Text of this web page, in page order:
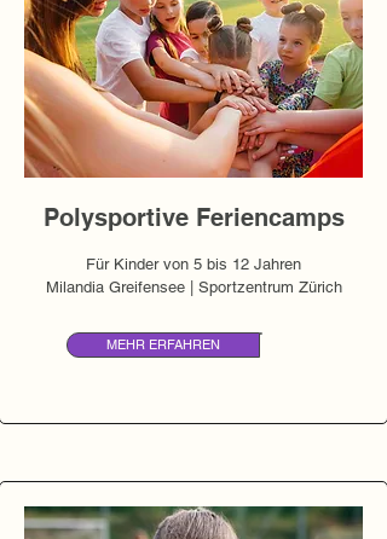
Polysportive Feriencamps
Für Kinder von 5 bis 12 Jahren
Milandia Greifensee | Sportzentrum Zürich
MEHR ERFAHREN